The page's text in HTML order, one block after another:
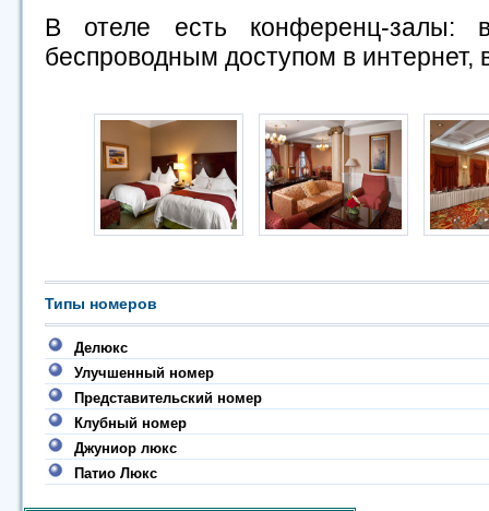
В отеле есть конференц-залы:
беспроводным доступом в
Типы номеров
Делюкс
Улучшенный номер
Представительский номер
Клубный номер
Джуниор люкс
Патио Люкс